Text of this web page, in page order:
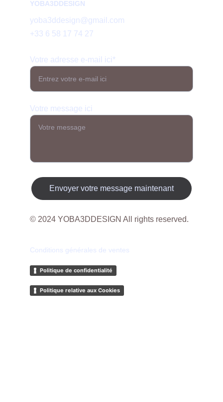
YOBA3DDESIGN
yoba3ddesign@gmail.com
+33 6 58 17 74 27
Votre adresse e-mail ici*
Votre message ici
Envoyer votre message maintenant
© 2024 YOBA3DDESIGN All rights reserved.
Conditions générales de ventes